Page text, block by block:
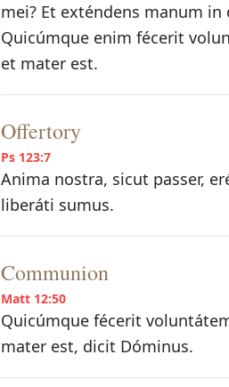
mei? Et exténdens manum
Quicúmque enim fécerit
et mater est.
Offertory
Ps 123:7
Anima nostra, sicut passer,
liberáti sumus.
Communion
Matt 12:50
Quicúmque fécerit
mater est, dicit Dóminus.